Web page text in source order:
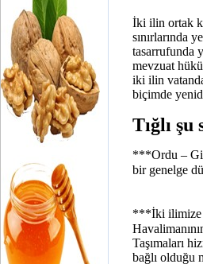
İki ilin ortak
sınırlarında
tasarrufunda
mevzuat
iki ilin
biçimde
Tığlı
***Ordu –
bir genelge
***İki ilimize
Taşımaları
bağlı olduğu